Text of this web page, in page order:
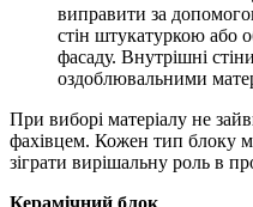
виправити за
стін штукатуркою або
фасаду. Внутрішні
оздоблювальними
При виборі матеріалу не
фахівцем. Кожен тип блоку
зіграти вирішальну роль в
Керамічний блок